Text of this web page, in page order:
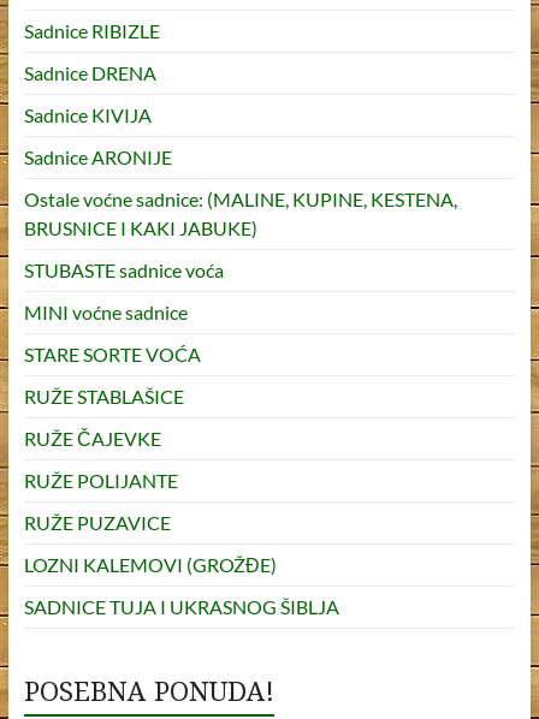
Sadnice RIBIZLE
Sadnice DRENA
Sadnice KIVIJA
Sadnice ARONIJE
Ostale voćne sadnice: (MALINE, KUPINE, KESTENA,
BRUSNICE I KAKI JABUKE)
STUBASTE sadnice voća
MINI voćne sadnice
STARE SORTE VOĆA
RUŽE STABLAŠICE
RUŽE ČAJEVKE
RUŽE POLIJANTE
RUŽE PUZAVICE
LOZNI KALEMOVI (GROŽĐE)
SADNICE TUJA I UKRASNOG ŠIBLJA
POSEBNA PONUDA!